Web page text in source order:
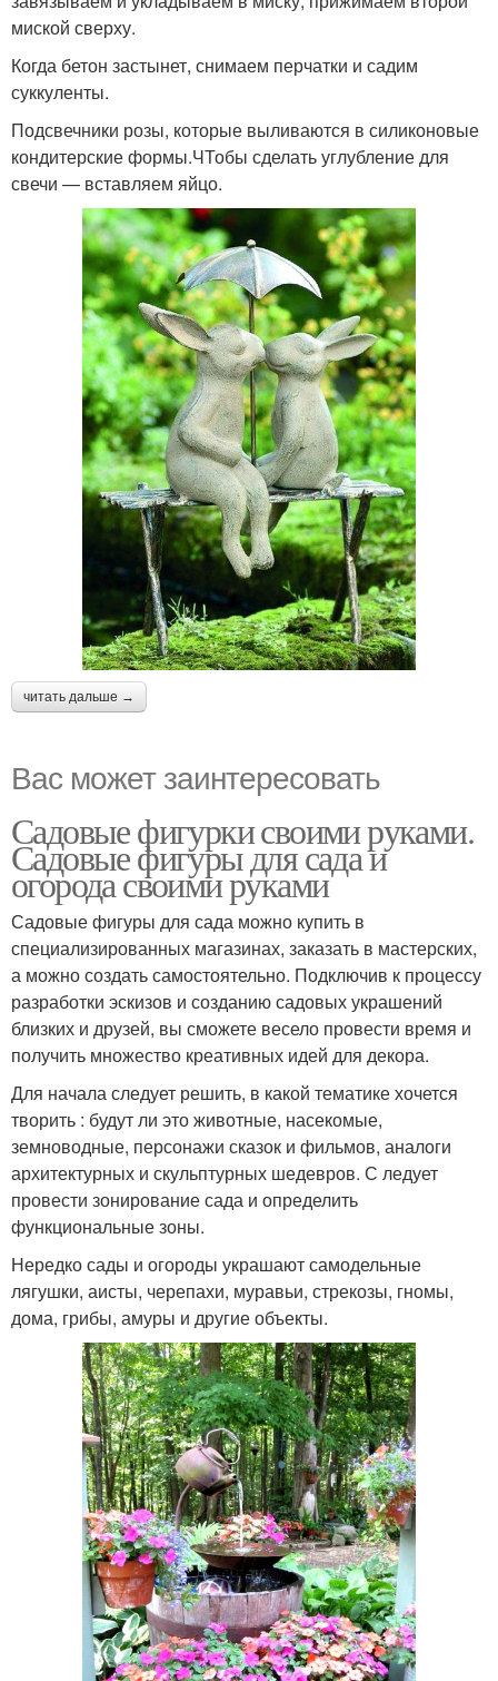
миской сверху.
Когда бетон застынет, снимаем перчатки и садим
суккуленты.
Подсвечники розы, которые выливаются в силиконовые
кондитерские формы.ЧТобы сделать углубление для
свечи — вставляем яйцо.
читать дальше →
Вас может заинтересовать
Садовые фигурки своими руками.
Садовые фигуры для сада и
огорода своими руками
Садовые фигуры для сада можно купить в
специализированных магазинах, заказать в мастерских,
а можно создать самостоятельно. Подключив к процессу
разработки эскизов и созданию садовых украшений
близких и друзей, вы сможете весело провести время и
получить множество креативных идей для декора.
Для начала следует решить, в какой тематике хочется
творить : будут ли это животные, насекомые,
земноводные, персонажи сказок и фильмов, аналоги
архитектурных и скульптурных шедевров. С ледует
провести зонирование сада и определить
функциональные зоны.
Нередко сады и огороды украшают самодельные
лягушки, аисты, черепахи, муравьи, стрекозы, гномы,
дома, грибы, амуры и другие объекты.